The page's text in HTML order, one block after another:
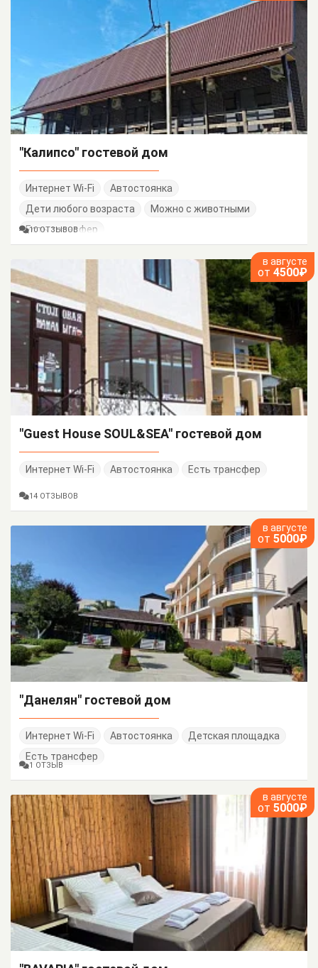
"Калипсо" гостевой дом
Интернет Wi-Fi
Автостоянка
Дети любого возраста
Можно с животными
Есть трансфер
10 ОТЗЫВОВ
в августе
от 4500₽
"Guest House SOUL&SEA" гостевой дом
Интернет Wi-Fi Автостоянка Есть трансфер
14 ОТЗЫВОВ
в августе
от 5000₽
"Данелян" гостевой дом
Интернет Wi-Fi Автостоянка
Детская площадка
Есть трансфер
1 ОТЗЫВ
в августе
от 5000₽